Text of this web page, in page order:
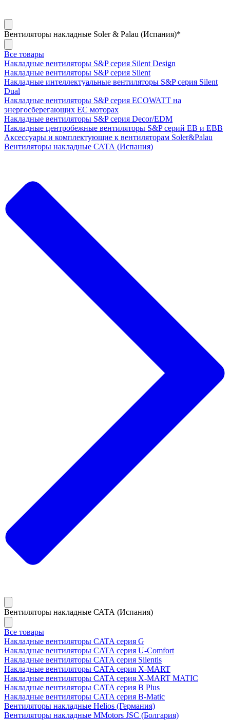
Вентиляторы накладные Soler & Palau (Испания)*
Все товары
Накладные вентиляторы S&P серия Silent Design
Накладные вентиляторы S&P серия Silent
Накладные интеллектуальные вентиляторы S&P серия Silent
Dual
Накладные вентиляторы S&P серия ECOWATT на
энергосберегающих ЕС моторах
Накладные вентиляторы S&P серия Decor/EDM
Накладные центробежные вентиляторы S&P серий EB и EBB
Аксессуары и комплектующие к вентиляторам Soler&Palau
Вентиляторы накладные САТА (Испания)
Вентиляторы накладные САТА (Испания)
Все товары
Накладные вентиляторы CATA серия G
Накладные вентиляторы CATA серия U-Comfort
Накладные вентиляторы CATA серия Silentis
Накладные вентиляторы CATA серия X-MART
Накладные вентиляторы CATA серия X-MART MATIC
Накладные вентиляторы CATA серия B Plus
Накладные вентиляторы CATA серия B-Matic
Вентиляторы накладные Helios (Германия)
Вентиляторы накладные MMotors JSC (Болгария)